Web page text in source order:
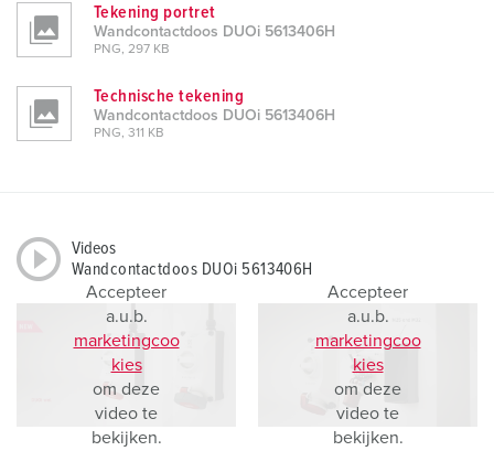
Tekening portret
Wandcontactdoos DUOi 5613406H
PNG, 297 KB
Technische tekening
Wandcontactdoos DUOi 5613406H
PNG, 311 KB
Videos
Wandcontactdoos DUOi 5613406H
Accepteer
a.u.b.
marketingcoo
kies
om deze
video te
bekijken.
Accepteer
a.u.b.
marketingcoo
kies
om deze
video te
bekijken.